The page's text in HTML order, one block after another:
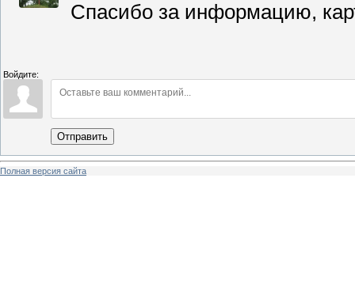
Спасибо за информацию,
Войдите:
Отправить
Полная версия сайта